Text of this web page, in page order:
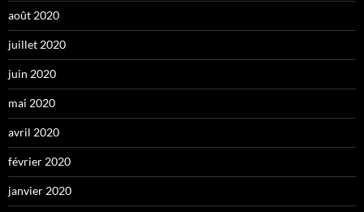
août 2020
juillet 2020
juin 2020
mai 2020
avril 2020
février 2020
janvier 2020